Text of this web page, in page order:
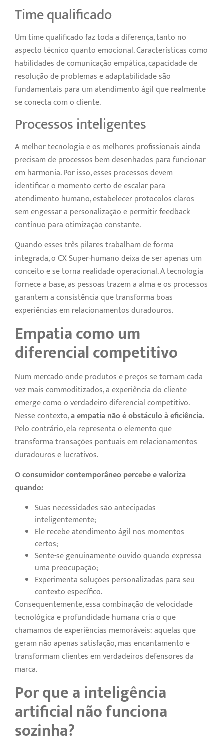
Time qualificado
Um time qualificado faz toda a diferença, tanto no
aspecto técnico quanto emocional. Características como
habilidades de comunicação empática, capacidade de
resolução de problemas e adaptabilidade são
fundamentais para um atendimento ágil que realmente
se conecta com o cliente.
Processos inteligentes
A melhor tecnologia e os melhores profissionais ainda
precisam de processos bem desenhados para funcionar
em harmonia. Por isso, esses processos devem
identificar o momento certo de escalar para
atendimento humano, estabelecer protocolos claros
sem engessar a personalização e permitir feedback
contínuo para otimização constante.
Quando esses três pilares trabalham de forma
integrada, o CX Super-humano deixa de ser apenas um
conceito e se torna realidade operacional. A tecnologia
fornece a base, as pessoas trazem a alma e os processos
garantem a consistência que transforma boas
experiências em relacionamentos duradouros.
Empatia como um
diferencial competitivo
Num mercado onde produtos e preços se tornam cada
vez mais commoditizados, a experiência do cliente
emerge como o verdadeiro diferencial competitivo.
Nesse contexto,a empatia não é obstáculo à eficiência.
Pelo contrário, ela representa o elemento que
transforma transações pontuais em relacionamentos
duradouros e lucrativos.
O consumidor contemporâneo percebe e valoriza
quando:
Suas necessidades são antecipadas
inteligentemente;
Ele recebe atendimento ágil nos momentos
certos;
Sente-se genuinamente ouvido quando expressa
uma preocupação;
Experimenta soluções personalizadas para seu
contexto específico.
Consequentemente, essa combinação de velocidade
tecnológica e profundidade humana cria o que
chamamos de experiências memoráveis: aquelas que
geram não apenas satisfação, mas encantamento e
transformam clientes em verdadeiros defensores da
marca.
Por que a inteligência
artificial não funciona
sozinha?